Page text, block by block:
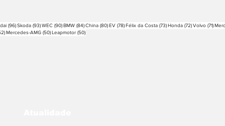
(96)96 posts
Skoda (93)93 posts
WEC (90)90 posts
BMW (84)84 posts
China (80)80 posts
EV (78)78 posts
Félix da Costa (73)73 posts
Honda (72)72 posts
Volvo (71)71
52 posts
Mercedes-AMG (50)50 posts
Leapmotor (50)50 posts